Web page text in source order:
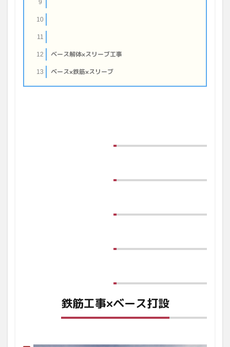
9
10
11
12 ベース解体×スリーブ工事
13 ベース×鉄筋×スリーブ
鉄筋工事×ベース打設